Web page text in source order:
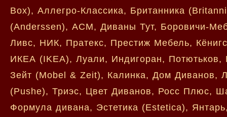
Box), Аллегро-Классика, Британника
(Anderssen), АСМ, Диваны Тут, Боровичи-
Ливс, НИК, Пратекс, Престиж Мебель,
ИКЕА (IKEA), Луали, Индигоран,
Зейт (Mobel & Zeit), Калинка, Дом
(Pushe), Триэс, Цвет Диванов, Росс Плюс,
Формула дивана, Эстетика (Estetica),